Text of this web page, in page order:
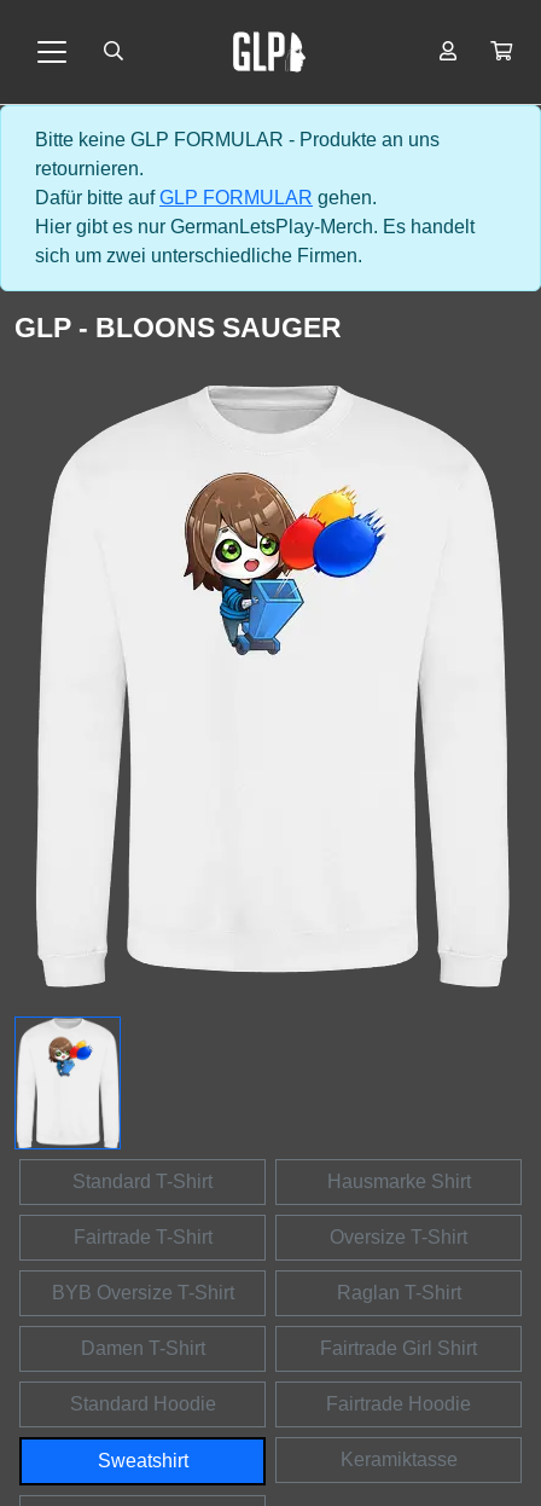
Bitte keine GLP FORMULAR - Produkte an uns
retournieren.
Dafür bitte aufGLP FORMULAR gehen.
Hier gibt es nur GermanLetsPlay-Merch. Es handelt
sich um zwei unterschiedliche Firmen.
GLP - BLOONS SAUGER
Standard T-Shirt Hausmarke Shirt
Fairtrade T-Shirt Oversize T-Shirt
BYB Oversize T-Shirt Raglan T-Shirt
Damen T-Shirt Fairtrade Girl Shirt
Standard Hoodie Fairtrade Hoodie
Sweatshirt Keramiktasse